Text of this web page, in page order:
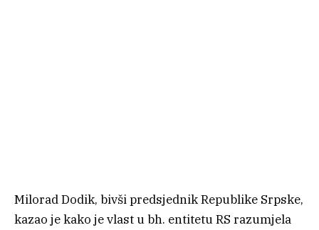
Milorad Dodik, bivši predsjednik Republike Srpske,
kazao je kako je vlast u bh. entitetu RS razumjela